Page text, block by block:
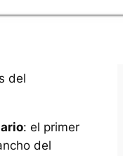
del
: el primer
del